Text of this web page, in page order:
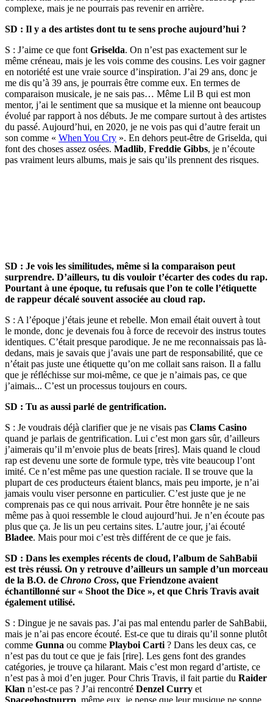
complexe, mais je ne pourrais pas revenir en arrière.
SD : Il y a des artistes dont tu te sens proche aujourd’hui ?
S : J’aime ce que font Griselda. On n’est pas exactement sur le
même créneau, mais je les vois comme des cousins. Les voir gagner
en notoriété est une vraie source d’inspiration. J’ai 29 ans, donc je
me dis qu’à 39 ans, je pourrais être comme eux. En termes de
comparaison musicale, je ne sais pas… Même Lil B qui est mon
mentor, j’ai le sentiment que sa musique et la mienne ont beaucoup
évolué par rapport à nos débuts. Je me compare surtout à des artistes
du passé. Aujourd’hui, en 2020, je ne vois pas qui d’autre ferait un
son comme « When You Cry ». En dehors peut-être de Griselda, qui
font des choses assez osées. Madlib, Freddie Gibbs, je n’écoute
pas vraiment leurs albums, mais je sais qu’ils prennent des risques.
SD : Je vois les similitudes, même si la comparaison peut
surprendre. D’ailleurs, tu dis vouloir t’écarter des codes du rap.
Pourtant à une époque, tu refusais que l’on te colle l’étiquette
de rappeur décalé souvent associée au cloud rap.
S : A l’époque j’étais jeune et rebelle. Mon email était ouvert à tout
le monde, donc je devenais fou à force de recevoir des instrus toutes
identiques. C’était presque parodique. Je ne me reconnaissais pas là-
dedans, mais je savais que j’avais une part de responsabilité, que ce
n’était pas juste une étiquette qu’on me collait sans raison. Il a fallu
que je réfléchisse sur moi-même, ce que je n’aimais pas, ce que
j’aimais... C’est un processus toujours en cours.
SD : Tu as aussi parlé de gentrification.
S : Je voudrais déjà clarifier que je ne visais pas Clams Casino
quand je parlais de gentrification. Lui c’est mon gars sûr, d’ailleurs
j’aimerais qu’il m’envoie plus de beats [rires]. Mais quand le cloud
rap est devenu une sorte de formule type, très vite beaucoup l’ont
imité. Ce n’est même pas une question raciale. Il se trouve que la
plupart de ces producteurs étaient blancs, mais peu importe, je n’ai
jamais voulu viser personne en particulier. C’est juste que je ne
comprenais pas ce qui nous arrivait. Pour être honnête je ne sais
même pas à quoi ressemble le cloud aujourd’hui. Je n’en écoute pas
plus que ça. Je lis un peu certains sites. L’autre jour, j’ai écouté
Bladee. Mais pour moi c’est très différent de ce que je fais.
SD : Dans les exemples récents de cloud, l’album de SahBabii
est très réussi. On y retrouve d’ailleurs un sample d’un morceau
de la B.O. de Chrono Cross, que Friendzone avaient
échantillonné sur « Shoot the Dice », et que Chris Travis avait
également utilisé.
S : Dingue je ne savais pas. J’ai pas mal entendu parler de SahBabii,
mais je n’ai pas encore écouté. Est-ce que tu dirais qu’il sonne plutôt
comme Gunna ou comme Playboi Carti ? Dans les deux cas, ce
n’est pas du tout ce que je fais [rire]. Les gens font des grandes
catégories, je trouve ça hilarant. Mais c’est mon regard d’artiste, ce
n’est pas à moi d’en juger. Pour Chris Travis, il fait partie du Raider
Klan n’est-ce pas ? J’ai rencontré Denzel Curry et
Spaceghostpurrp , même eux, je pense que leur musique ne sonne